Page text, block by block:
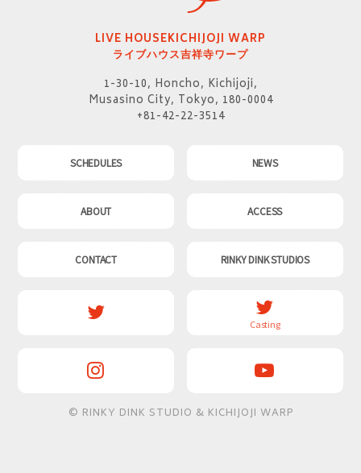
LIVE HOUSEKICHIJOJI WARP
ライブハウス吉祥寺ワープ
1-30-10, Honcho, Kichijoji,
Musasino City, Tokyo, 180-0004
+81-42-22-3514
SCHEDULES NEWS
ABOUT ACCESS
CONTACT RINKY DINK STUDIOS
Casting
© RINKY DINK STUDIO & KICHIJOJI WARP